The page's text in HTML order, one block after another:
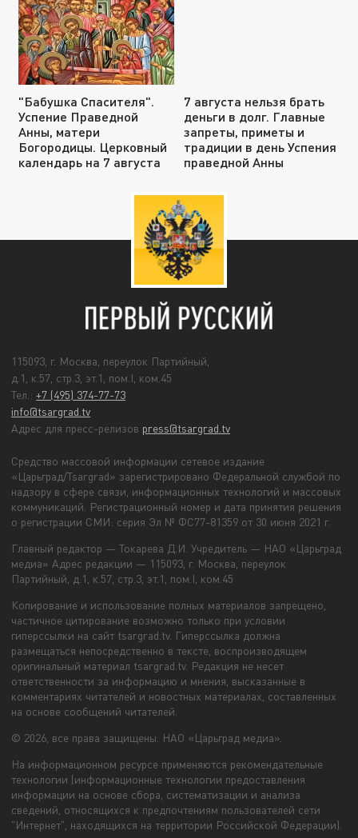
"Бабушка Спасителя".
Успение Праведной
Анны, матери
Богородицы. Церковный
календарь на 7 августа
7 августа нельзя брать
деньги в долг. Главные
запреты, приметы и
традиции в день Успения
праведной Анны
115093, г. Москва, переулок Партийный,
д.1, к.57, стр.3, эт.1, пом.I, ком.45
Тел.:+7 (495) 374-77-73
info@tsargrad.tv
Адрес для пресс-релизов press@tsargrad.tv
Средство массовой информации сетевое издание
«Царьград/Tsargrad» зарегистрировано Федеральной службой по
надзору в сфере связи, информационных технологий и массовых
коммуникаций. Регистрационный номер и дата принятия решения
о регистрации СМИ: серия Эл № ФС77-81359 от 30 июня 2021 г.
Главный редактор — Токарева Д.И. Учредитель — НАО «Царьград
медиа» Адрес редакции — 115093, г. Москва, переулок
Партийный, д.1, к.57, стр.3, эт.1, пом.I, ком.45
Копирование и использование полных материалов запрещено,
частичное цитирование возможно только при условии
гиперссылки на сайт tsargrad.tv. Гиперссылка должна
размещаться непосредственно в тексте, воспроизводящем
оригинальный материал tsargrad.tv. Редакция не несет
ответственности за информацию и мнения, высказанные в
комментариях читателей и новостных материалах, составленных
на основе сообщений читателей.
© 2026, все права защищены. НАО «Царьград медиа».
На информационном ресурсе применяются рекомендательные
технологии (информационные технологии предоставления
информации на основе сбора, систематизации и анализа
сведений, относящихся к предпочтениям пользователей сети
"Интернет", находящихся на территории Российской Федерации).